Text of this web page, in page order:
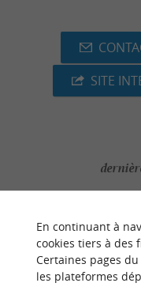
SITE
En continuant à
cookies tiers à des
Certaines pages
les plateformes